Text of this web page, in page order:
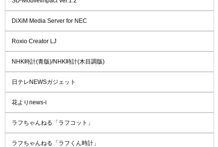
DiXiM Media Server for NEC
Roxio Creator LJ
NHK時計(青版)/NHK時計(木目調版)
日テレNEWSガジェット
花よりnews-i
ラフちゃんねる「ラフコット」
ラフちゃんねる「ラフくん時計」